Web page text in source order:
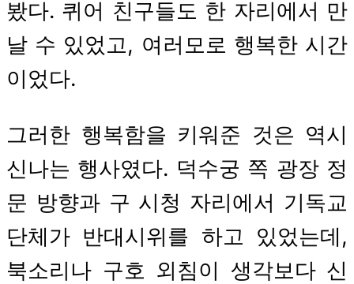
봤다. 퀴어 친구들도 한 자리에서 만
날 수 있었고, 여러모로 행복한 시간
이었다.
그러한 행복함을 키워준 것은 역시
신나는 행사였다. 덕수궁 쪽 광장 정
문 방향과 구 시청 자리에서 기독교
단체가 반대시위를 하고 있었는데,
북소리나 구호 외침이 생각보다 신